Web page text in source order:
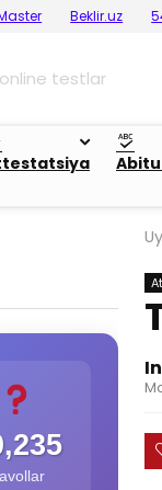
Beklir.uz
testlar
Uy